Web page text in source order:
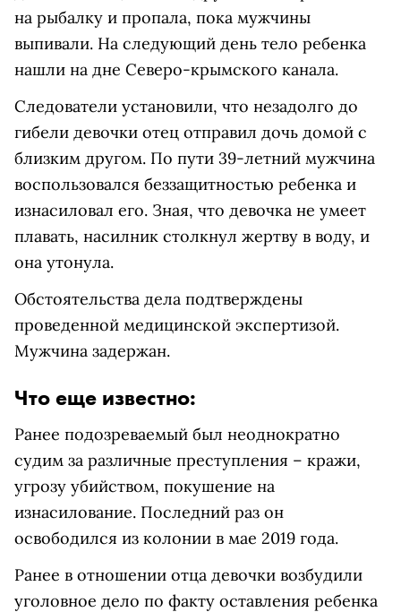
на рыбалку и пропала, пока мужчины
выпивали. На следующий день тело ребенка
нашли на дне Северо-крымского канала.
Следователи установили, что незадолго до
гибели девочки отец отправил дочь домой с
близким другом. По пути 39-летний мужчина
воспользовался беззащитностью ребенка и
изнасиловал его. Зная, что девочка не умеет
плавать, насилник столкнул жертву в воду, и
она утонула.
Обстоятельства дела подтверждены
проведенной медицинской экспертизой.
Мужчина задержан.
Что еще известно:
Ранее подозреваемый был неоднократно
судим за различные преступления – кражи,
угрозу убийством, покушение на
изнасилование. Последний раз он
освободился из колонии в мае 2019 года.
Ранее в отношении отца девочки возбудили
уголовное дело по факту оставления ребенка